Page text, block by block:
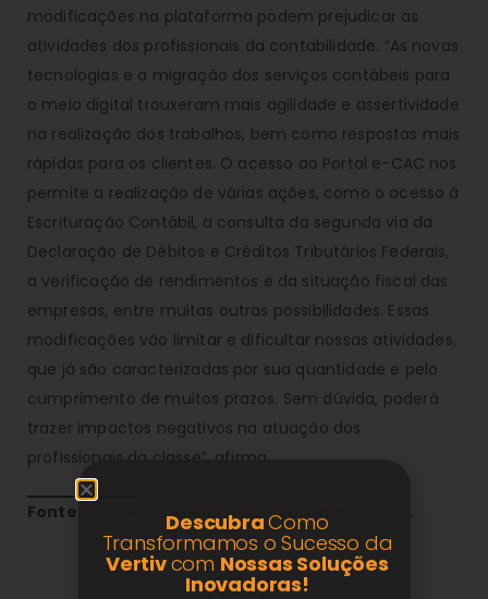
modificações na plataforma podem prejudicar as
atividades dos profissionais da contabilidade. “As novas
tecnologias e a migração dos serviços contábeis para
o meio digital trouxeram mais agilidade e assertividade
na realização dos trabalhos, bem como respostas mais
rápidas para os clientes. O acesso ao Portal e-CAC nos
permite a realização de várias ações, como o acesso à
Escrituração Contábil, a consulta da segunda via da
Declaração de Débitos e Créditos Tributários Federais,
a verificação de rendimentos e da situação fiscal das
empresas, entre muitas outras possibilidades. Essas
modificações vão limitar e dificultar nossas atividades,
que já são caracterizadas por sua quantidade e pelo
cumprimento de muitos prazos. Sem dúvida, poderá
trazer impactos negativos na atuação dos
profissionais da classe”, afirma.
Fonte: Conselho Federal de Contabilidade (CFC) .
DescubraComo
Transformamos o Sucesso da
Vertivcom Nossas Soluções
Inovadoras!